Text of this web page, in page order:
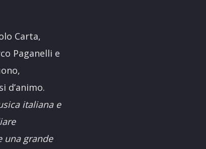
Carta,
Paganelli e
d’animo.
italiana e
una grande